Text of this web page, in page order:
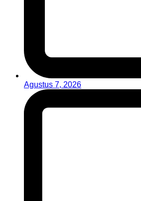
Agustus 7, 2026